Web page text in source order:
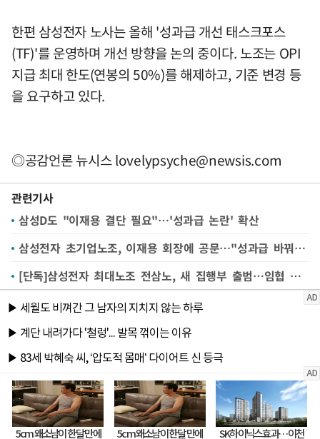
한편 삼성전자 노사는 올해 '성과급 개선 태스크포스
(TF)'를 운영하며 개선 방향을 논의 중이다. 노조는 OPI
지급 최대 한도(연봉의 50%)를 해제하고, 기준 변경 등
을 요구하고 있다.
◎공감언론 뉴시스lovelypsyche@newsis.com
관련기사
삼성D도 "이재용 결단 필요"…'성과급 논란' 확산
삼성전자 초기업노조, 이재용 회장에 공문…"성과급 바꿔야"
[단독]삼성전자 최대노조 전삼노, 새 집행부 출범…임협 어디로?